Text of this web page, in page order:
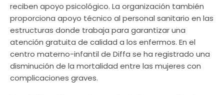
reciben apoyo psicológico. La organización también
proporciona apoyo técnico al personal sanitario en las
estructuras donde trabaja para garantizar una
atención gratuita de calidad a los enfermos. En el
centro materno-infantil de Diffa se ha registrado una
disminución de la mortalidad entre las mujeres con
complicaciones graves.